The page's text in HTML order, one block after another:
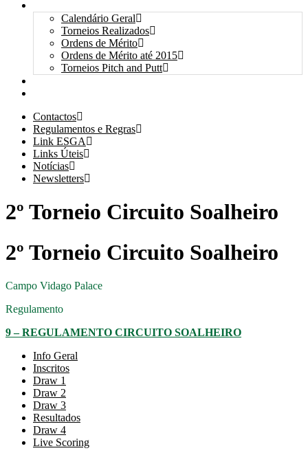
Calendário Geral
Torneios Realizados
Ordens de Mérito
Ordens de Mérito até 2015
Torneios Pitch and Putt
Contactos
Regulamentos e Regras
Link ESGA
Links Úteis
Notícias
Newsletters
2º Torneio Circuito Soalheiro
2º Torneio Circuito Soalheiro
Campo Vidago Palace
Regulamento
9 – REGULAMENTO CIRCUITO SOALHEIRO
Info Geral
Inscritos
Draw 1
Draw 2
Draw 3
Resultados
Draw 4
Live Scoring